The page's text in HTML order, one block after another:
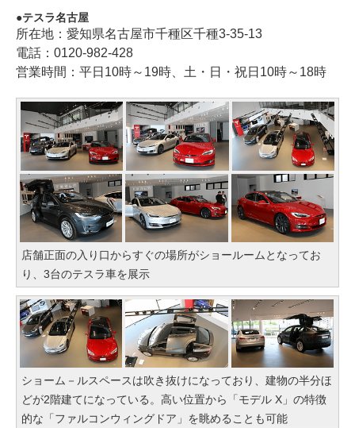
テスラ名古屋
所在地：愛知県名古屋市千種区千種3-35-13
電話：0120-982-428
営業時間：平日10時～19時、土・日・祝日10時～18時
店舗正面の入り口からすぐの場所がショールームとなってお
り、3台のテスラ車を展示
ショーム－ルスペースは吹き抜けになっており、建物の半分ほ
どが2階建てになっている。高い位置から「モデル X」の特徴
的な「ファルコンウィングドア」を眺めることも可能